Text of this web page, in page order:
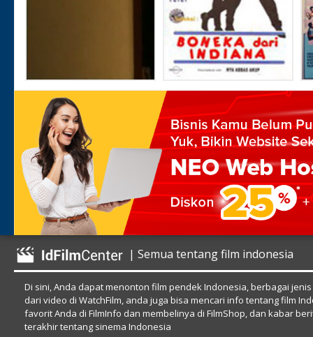
| Semua tentang film indonesia
Di sini, Anda dapat menonton film pendek Indonesia, berbagai
dari video di WatchFilm, anda juga bisa mencari info tentang film
favorit Anda di FilmInfo dan membelinya di FilmShop, dan kabar
terakhir tentang sinema Indonesia